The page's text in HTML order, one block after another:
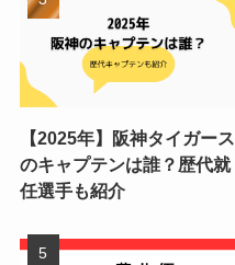
【2025年】阪神タイガース
のキャプテンは誰？歴代就
任選手も紹介